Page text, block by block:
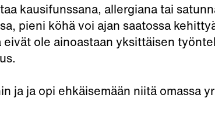
kausifunssana, allergiana tai
pieni köhä voi ajan saatossa
ole ainoastaan yksittäisen
ja ja opi ehkäisemään niitä omassa